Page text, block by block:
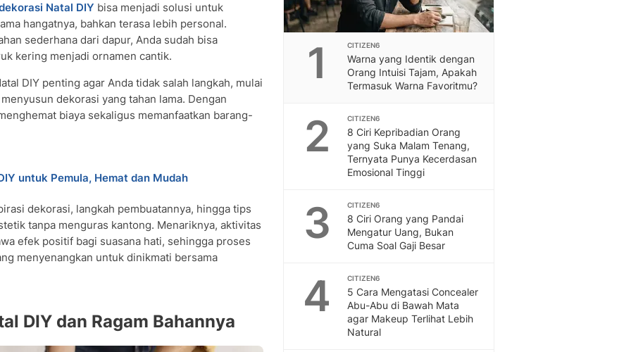
Dicoba
demi Langkah
Terjadi
DIY?
bertahun-tahun?
untuk kamar atau rumah kecil?
rumah?
Natal DIY bisa menjadi solusi untuk
hangatnya, bahkan terasa lebih personal.
sederhana dari dapur, Anda sudah bisa
kering menjadi ornamen cantik.
DIY penting agar Anda tidak salah langkah, mulai
dekorasi yang tahan lama. Dengan
biaya sekaligus memanfaatkan barang-
untuk Pemula, Hemat dan Mudah
dekorasi, langkah pembuatannya, hingga tips
tanpa menguras kantong. Menariknya, aktivitas
efek positif bagi suasana hati, sehingga proses
menyenangkan untuk dinikmati bersama
DIY dan Ragam Bahannya
1 CITIZEN6
Warna yang Identik dengan
Orang Intuisi Tajam, Apakah
Termasuk Warna Favoritmu?
2 CITIZEN6
8 Ciri Kepribadian Orang
yang Suka Malam Tenang,
Ternyata Punya Kecerdasan
Emosional Tinggi
3 CITIZEN6
8 Ciri Orang yang Pandai
Mengatur Uang, Bukan
Cuma Soal Gaji Besar
4 CITIZEN6
5 Cara Mengatasi Concealer
Abu-Abu di Bawah Mata
agar Makeup Terlihat Lebih
Natural